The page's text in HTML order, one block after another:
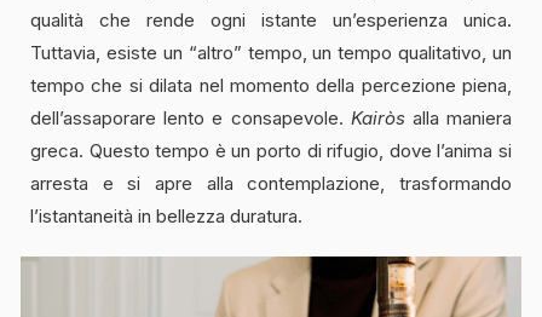
qualità che rende ogni istante un’esperienza unica.
Tuttavia, esiste un “altro” tempo, un tempo qualitativo, un
tempo che si dilata nel momento della percezione piena,
dell’assaporare lento e consapevole. Kairòsalla maniera
greca. Questo tempo è un porto di rifugio, dove l’anima si
arresta e si apre alla contemplazione, trasformando
l’istantaneità in bellezza duratura.